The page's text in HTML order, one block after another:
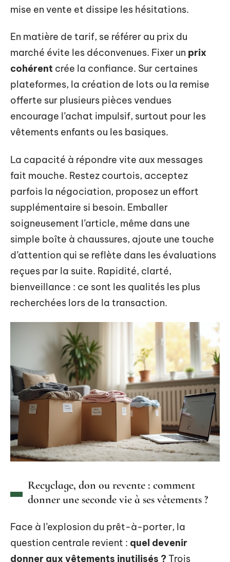
mise en vente et dissipe les hésitations.
En matière de tarif, se référer au prix du
marché évite les déconvenues. Fixer un prix
cohérent crée la confiance. Sur certaines
plateformes, la création de lots ou la remise
offerte sur plusieurs pièces vendues
encourage l’achat impulsif, surtout pour les
vêtements enfants ou les basiques.
La capacité à répondre vite aux messages
fait mouche. Restez courtois, acceptez
parfois la négociation, proposez un effort
supplémentaire si besoin. Emballer
soigneusement l’article, même dans une
simple boîte à chaussures, ajoute une touche
d’attention qui se reflète dans les évaluations
reçues par la suite. Rapidité, clarté,
bienveillance : ce sont les qualités les plus
recherchées lors de la transaction.
Recyclage, don ou revente : comment
donner une seconde vie à ses vêtements ?
Face à l’explosion du prêt-à-porter, la
question centrale revient : quel devenir
donner aux vêtements inutilisés ?Trois